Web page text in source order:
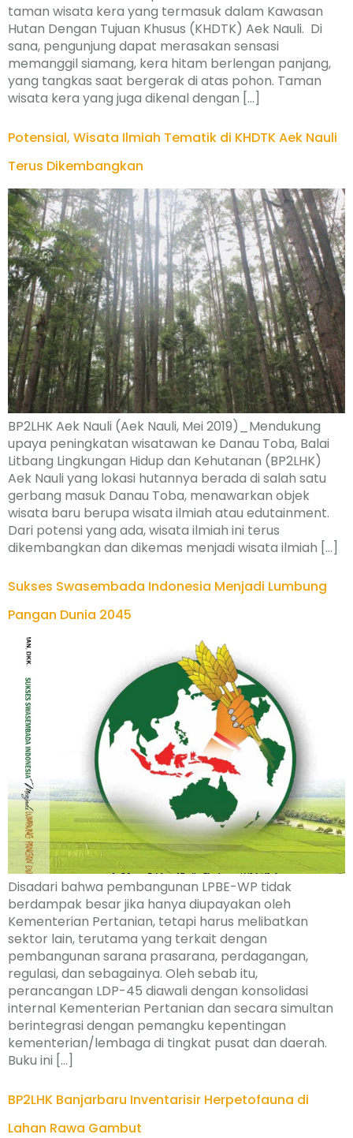
taman wisata kera yang termasuk dalam Kawasan
Hutan Dengan Tujuan Khusus (KHDTK) Aek Nauli. Di
sana, pengunjung dapat merasakan sensasi
memanggil siamang, kera hitam berlengan panjang,
yang tangkas saat bergerak di atas pohon. Taman
wisata kera yang juga dikenal dengan […]
Potensial, Wisata Ilmiah Tematik di KHDTK Aek Nauli
Terus Dikembangkan
BP2LHK Aek Nauli (Aek Nauli, Mei 2019)_Mendukung
upaya peningkatan wisatawan ke Danau Toba, Balai
Litbang Lingkungan Hidup dan Kehutanan (BP2LHK)
Aek Nauli yang lokasi hutannya berada di salah satu
gerbang masuk Danau Toba, menawarkan objek
wisata baru berupa wisata ilmiah atau edutainment.
Dari potensi yang ada, wisata ilmiah ini terus
dikembangkan dan dikemas menjadi wisata ilmiah […]
Sukses Swasembada Indonesia Menjadi Lumbung
Pangan Dunia 2045
Disadari bahwa pembangunan LPBE-WP tidak
berdampak besar jika hanya diupayakan oleh
Kementerian Pertanian, tetapi harus melibatkan
sektor lain, terutama yang terkait dengan
pembangunan sarana prasarana, perdagangan,
regulasi, dan sebagainya. Oleh sebab itu,
perancangan LDP-45 diawali dengan konsolidasi
internal Kementerian Pertanian dan secara simultan
berintegrasi dengan pemangku kepentingan
kementerian/lembaga di tingkat pusat dan daerah.
Buku ini […]
BP2LHK Banjarbaru Inventarisir Herpetofauna di
Lahan Rawa Gambut